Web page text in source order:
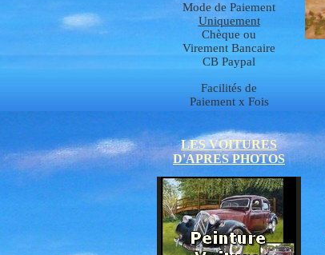
Mode de Paiement
Uniquement
Chèque ou
Virement Bancaire
CB Paypal
Facilités de
Paiement x Fois
LES VOITURES
D'APRES PHOTOS